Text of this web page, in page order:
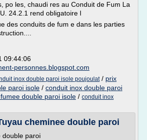
po les, chaudi res au Conduit de Fum La
24.2.1 rend obligatoire l
des conduits de fum e dans les parties
09:44:06
personnes.blogspot.com
inox double paroi isole poujoulat/ prix
paroi isole / conduit inox double paroi
double paroi isole / conduit inox
cheminee double paroi
double paroi